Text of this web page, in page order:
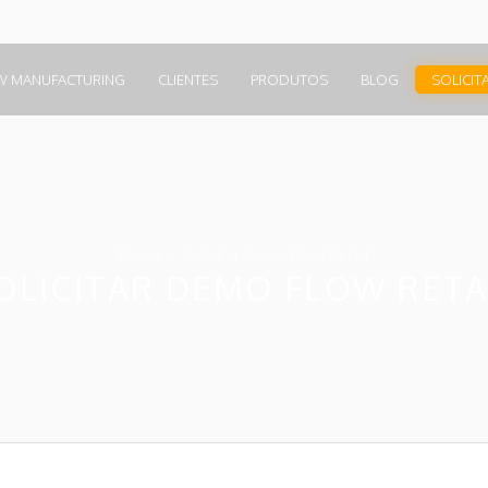
MANUFACTURING CLIENTES PRODUTOS BLOG